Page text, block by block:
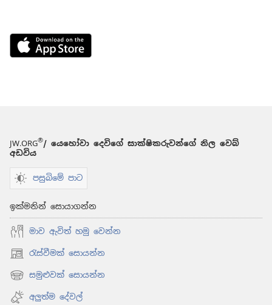
Download
on
window)
JW.ORG®/ යෙහෝවා දෙවිගේ සාක්ෂිකරුවන්ගේ නිල වෙබ්
අඩවිය
පසුබිමේ පාට
ඉක්මනින් සොයාගන්න
මාව ඇවිත් හමු වෙන්න
රැස්වීමක් සොයන්න
(opens
new
window)
සමුළුවක් සොයන්න
(opens
new අලුත්ම දේවල්